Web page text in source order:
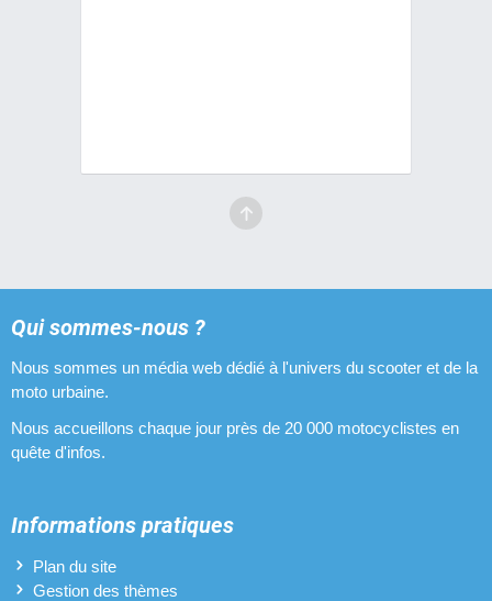
Qui sommes-nous ?
Nous sommes un média web dédié à l'univers du scooter et de la
moto urbaine.
Nous accueillons chaque jour près de 20 000 motocyclistes en
quête d'infos.
Informations pratiques
Plan du site
Gestion des thèmes